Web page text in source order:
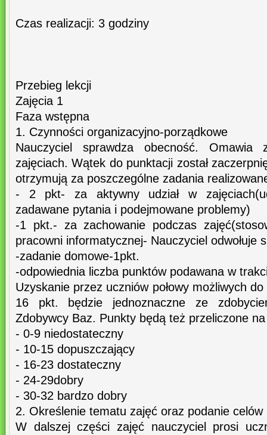
Czas realizacji: 3 godziny
Przebieg lekcji
Zajęcia 1
Faza wstępna
1. Czynności organizacyjno-porządkowe
Nauczyciel sprawdza obecność. Omawia
zajęciach. Wątek do punktacji został
otrzymują za poszczególne zadania
- 2 pkt- za aktywny udział w
zadawane pytania i podejmowane problemy)
-1 pkt.- za zachowanie podczas
pracowni informatycznej- Nauczyciel odwołuje
-zadanie domowe-1pkt.
-odpowiednia liczba punktów podawana w
Uzyskanie przez uczniów połowy możliwych
16 pkt. będzie jednoznaczne ze
Zdobywcy Baz. Punkty będą też przeliczone
- 0-9 niedostateczny
- 10-15 dopuszczający
- 16-23 dostateczny
- 24-29dobry
- 30-32 bardzo dobry
2. Określenie tematu zajęć oraz podanie celów
W dalszej części zajęć nauczyciel prosi